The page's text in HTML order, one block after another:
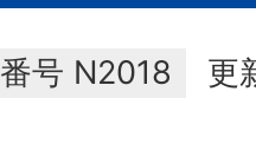
号 N2018 更